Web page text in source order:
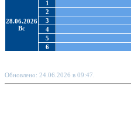
28.06.2026
Вс
1
2
3
4
5
6
Обновлено: 24.06.2026 в 09:47.